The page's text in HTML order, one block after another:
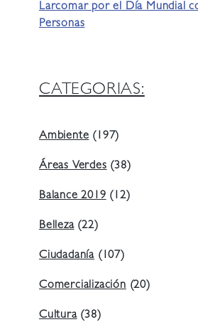
Larcomar por el Día Mundial
Personas
CATEGORIAS:
Ambiente (197)
Áreas Verdes (38)
Balance 2019 (12)
Belleza(22)
Ciudadanía (107)
Comercialización (20)
Cultura(38)